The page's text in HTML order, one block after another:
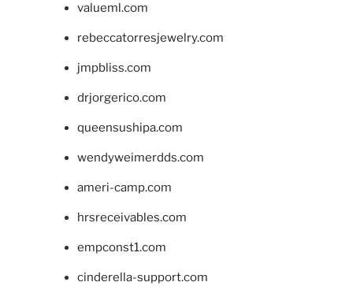
valueml.com
rebeccatorresjewelry.com
jmpbliss.com
drjorgerico.com
queensushipa.com
wendyweimerdds.com
ameri-camp.com
hrsreceivables.com
empconst1.com
cinderella-support.com